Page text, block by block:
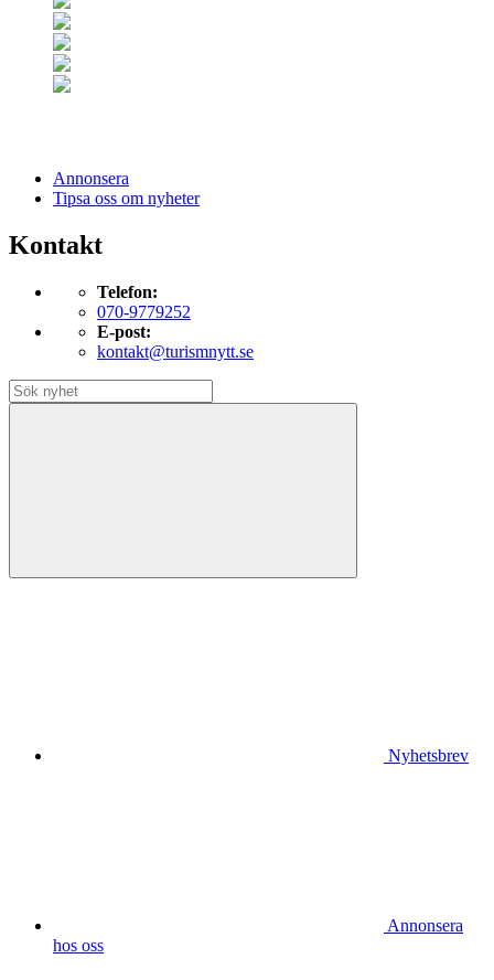
Annonsera
Tipsa oss om nyheter
Kontakt
Telefon:
070-9779252
E-post:
kontakt@turismnytt.se
Nyhetsbrev
Annonsera
hos oss